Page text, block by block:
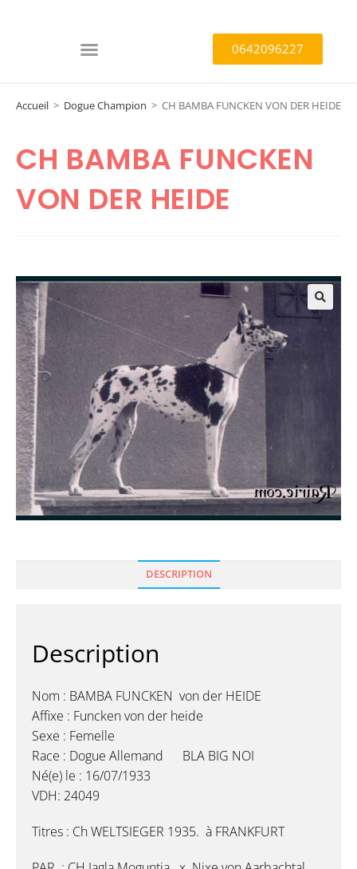
0642096227
Accueil > Dogue Champion > CH BAMBA FUNCKEN VON DER HEIDE
CH BAMBA FUNCKEN
VON DER HEIDE
🔍
DESCRIPTION
Description
Nom : BAMBA FUNCKEN von der HEIDE
Affixe : Funcken von der heide
Sexe : Femelle
Race : Dogue Allemand BLA BIG NOI
Né(e) le : 16/07/1933
VDH: 24049
Titres : Ch WELTSIEGER 1935. à FRANKFURT